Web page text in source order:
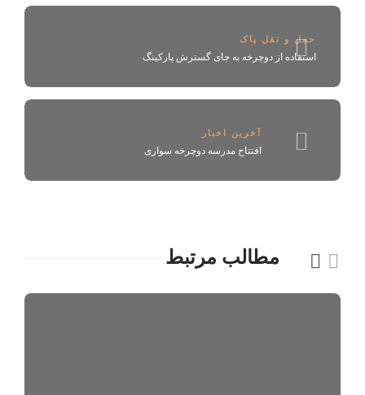
حمل و نقل پاک
استفاده از دوچرخه به جای گسترش پارکینگ‌
آخرین اخبار
افتتاح مدرسه دوچرخه سواری
مطالب مرتبط